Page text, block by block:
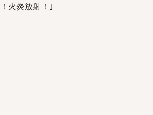
火炎放射！｣